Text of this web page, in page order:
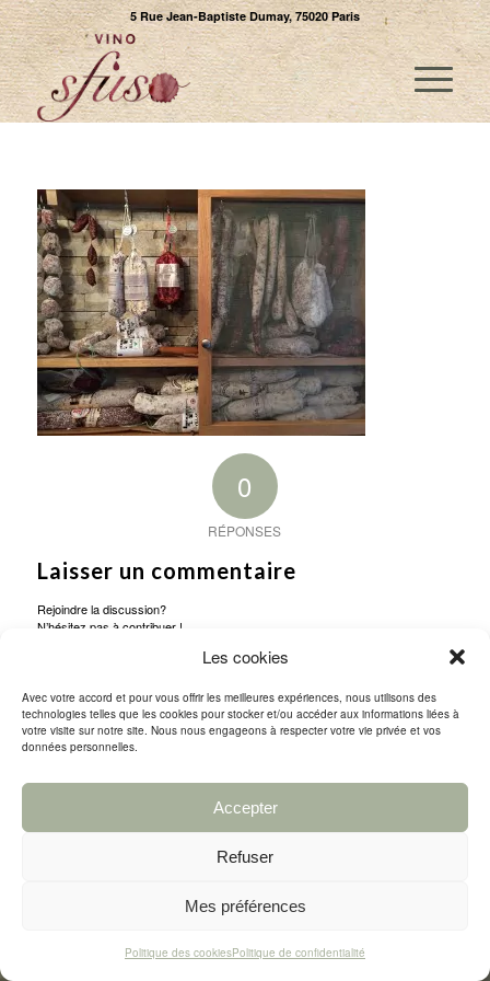
Les cookies
Avec votre accord et pour vous offrir les meilleures expériences, nous utilisons des
technologies telles que les cookies pour stocker et/ou accéder aux informations liées à
votre visite sur notre site. Nous nous engageons à respecter votre vie privée et vos
données personnelles.
Accepter
Refuser
Mes préférences
Politique des cookiesPolitique de confidentialité
5 Rue Jean-Baptiste Dumay, 75020 Paris
0
RÉPONSES
Laisser un commentaire
Rejoindre la discussion?
N’hésitez pas à contribuer !
vous connecterpour publier un commentaire.
Conditions générales
Contact & Infos pratiques